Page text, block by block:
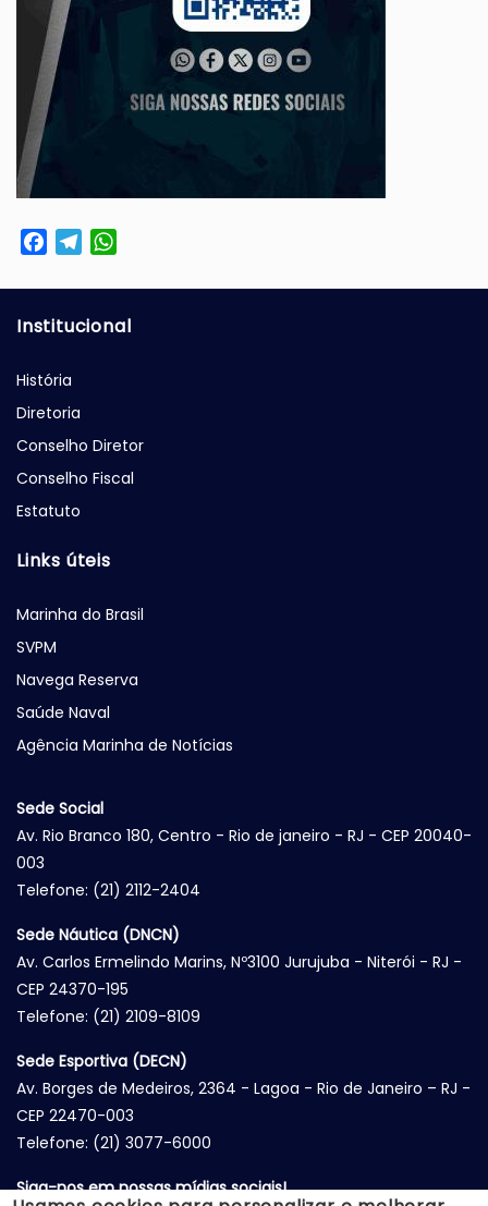
FacebookTelegram
Institucional
História
Diretoria
Conselho Diretor
Conselho Fiscal
Estatuto
Links úteis
Marinha do Brasil
SVPM
Navega Reserva
Saúde Naval
Agência Marinha de Notícias
Sede Social
Av. Rio Branco 180, Centro - Rio de janeiro - RJ - CEP 20040-
003
Telefone: (21) 2112-2404
Sede Náutica (DNCN)
Av. Carlos Ermelindo Marins, Nº3100 Jurujuba - Niterói - RJ -
CEP 24370-195
Telefone: (21) 2109-8109
Sede Esportiva (DECN)
Av. Borges de Medeiros, 2364 - Lagoa - Rio de Janeiro – RJ -
CEP 22470-003
Telefone: (21) 3077-6000
Siga-nos em nossas mídias sociais!